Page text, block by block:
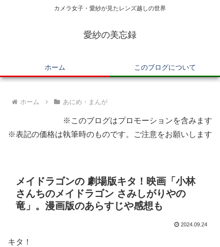
カメラ女子・愛紗が見たレンズ越しの世界
愛紗の美忘録
ホーム このブログについて
ホーム あにめ・まんが
※このブログはプロモーションを含みます
※表記の価格は執筆時のものです。ご注意をお願いします
メイドラゴンの 劇場版キタ！映画「小林
さんちのメイドラゴン さみしがりやの
竜」。漫画版のあらすじや感想も
2024.09.24
キタ！